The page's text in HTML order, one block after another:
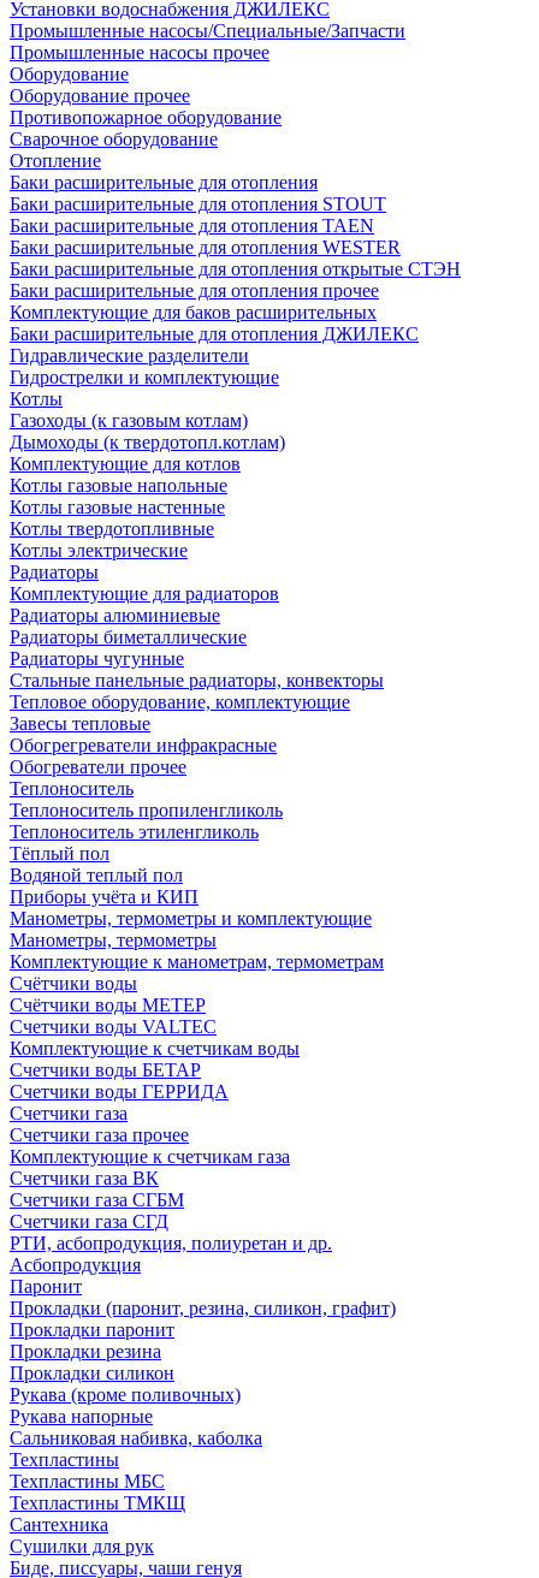
Установки водоснабжения ДЖИЛЕКС
Промышленные насосы/Специальные/Запчасти
Промышленные насосы прочее
Оборудование
Оборудование прочее
Противопожарное оборудование
Сварочное оборудование
Отопление
Баки расширительные для отопления
Баки расширительные для отопления STOUT
Баки расширительные для отопления TAEN
Баки расширительные для отопления WESTER
Баки расширительные для отопления открытые СТЭН
Баки расширительные для отопления прочее
Комплектующие для баков расширительных
Баки расширительные для отопления ДЖИЛЕКС
Гидравлические разделители
Гидрострелки и комплектующие
Котлы
Газоходы (к газовым котлам)
Дымоходы (к твердотопл.котлам)
Комплектующие для котлов
Котлы газовые напольные
Котлы газовые настенные
Котлы твердотопливные
Котлы электрические
Радиаторы
Комплектующие для радиаторов
Радиаторы алюминиевые
Радиаторы биметаллические
Радиаторы чугунные
Стальные панельные радиаторы, конвекторы
Тепловое оборудование, комплектующие
Завесы тепловые
Обогрегреватели инфракрасные
Обогреватели прочее
Теплоноситель
Теплоноситель пропиленгликоль
Теплоноситель этиленгликоль
Тёплый пол
Водяной теплый пол
Приборы учёта и КИП
Манометры, термометры и комплектующие
Манометры, термометры
Комплектующие к манометрам, термометрам
Счётчики воды
Счётчики воды МЕТЕР
Счетчики воды VALTEC
Комплектующие к счетчикам воды
Счетчики воды БЕТАР
Счетчики воды ГЕРРИДА
Счетчики газа
Счетчики газа прочее
Комплектующие к счетчикам газа
Счетчики газа ВК
Счетчики газа СГБМ
Счетчики газа СГД
РТИ, асбопродукция, полиуретан и др.
Асбопродукция
Паронит
Прокладки (паронит, резина, силикон, графит)
Прокладки паронит
Прокладки резина
Прокладки силикон
Рукава (кроме поливочных)
Рукава напорные
Сальниковая набивка, каболка
Техпластины
Техпластины МБС
Техпластины ТМКЩ
Сантехника
Сушилки для рук
Биде, писсуары, чаши генуя